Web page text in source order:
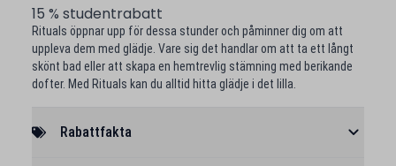
15 % studentrabatt
Rituals öppnar upp för dessa stunder och påminner dig om att
uppleva dem med glädje. Vare sig det handlar om att ta ett långt
skönt bad eller att skapa en hemtrevlig stämning med berikande
dofter. Med Rituals kan du alltid hitta glädje i det lilla.
Rabattfakta